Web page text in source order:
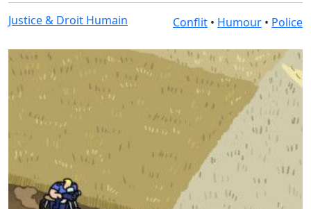
Justice & Droit Humain Conflit • Humour • Police